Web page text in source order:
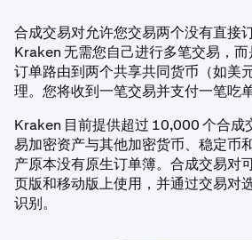
合成交易对允许您交易两个没有直接
Kraken 无需您自己进行多笔交易，
订单路由到两个共享共同货币（如美
理。您将收到一笔交易并支付一笔吃单
Kraken 目前提供超过 10,000 个合成
易加密资产与其他加密货币、稳定币
产原本没有原生订单簿。合成交易对
页版和移动版上使用，并通过交易对
识别。